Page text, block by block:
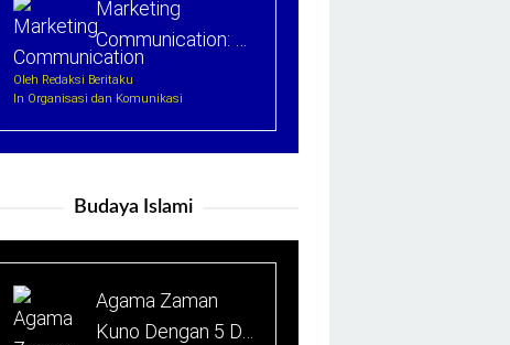
Marketing
Communication: …
Oleh Redaksi Beritaku
In Organisasi dan Komunikasi
Budaya Islami
Agama Zaman
Kuno Dengan 5 D…